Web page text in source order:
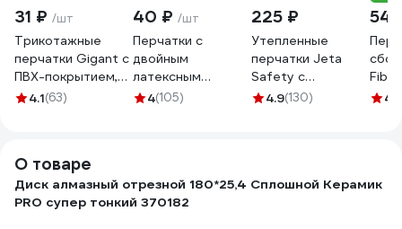
31 ₽ /шт
Трикотажные
перчатки Gigant с
ПВХ-покрытием,
серые GGC-13
4.1(63)
40 ₽ /шт
Перчатки с
двойным
латексным
обливом Gigant 13
4(105)
225 ₽
Утепленные
перчатки Jeta
Safety с
латексным
4.9(130)
54
4.7
О товаре
Диск алмазный отрезной 180*25,4 Сплошной Керамик
PRO супер тонкий 370182